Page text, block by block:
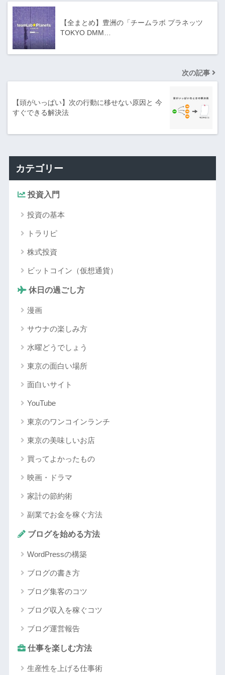
【全まとめ】豊洲の「チームラボ プラネッツ
TOKYO DMM…
次の記事
【頭がいっぱい】次の行動に移せない原因と 今
すぐできる解決法
カテゴリー
投資入門
投資の基本
トラリピ
株式投資
ビットコイン（仮想通貨）
休日の過ごし方
漫画
サウナの楽しみ方
水曜どうでしょう
東京の面白い場所
面白いサイト
YouTube
東京のワンコインランチ
東京の美味しいお店
買ってよかったもの
映画・ドラマ
家計の節約術
副業でお金を稼ぐ方法
ブログを始める方法
WordPressの構築
ブログの書き方
ブログ集客のコツ
ブログ収入を稼ぐコツ
ブログ運営報告
仕事を楽しむ方法
生産性を上げる仕事術